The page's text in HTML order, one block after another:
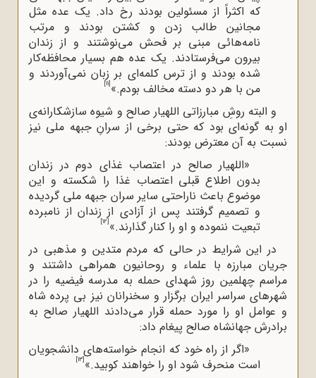
که اکثراً از مسئولین بودند رخ داد. یک عده مثل
مجانین طالب زدن و کشتن بودند و مرتب
نامه‌هائی مبنی بر فحش می‌نوشتند و از زندان
بیرون می‌فرستادند. یک عده هم بسیار محافظه‌کار
شده بودند و از ترس کلمه‌ای بر زبان نمی‌آوردند و
من با هر دو دسته مخالف بودم.» [11]
و البته روشِ مبارزاتی اللهیار صالح و شیوه سازشکارانه‌ی
او به گونه‌ای بود که حتی برخی از سرانِ جبهه ملی نیز
نسبت به آن معترض بودند:
«اللهیار صالح در اعتصاب غذای دوم در زندان
بدون اطلاع قبلی اعتصاب غذا را شکسته و این
موضوع باعث ناراحتی سایر سران جبهه ملی گردیده
و تصمیم گرفتند پس از آزادی از زندان از نامبرده
تبعیت ننموده و او را کنار گذارند.» [12]
در این شرایط در حالی که مردم متدین و مذهبی در
جریان مبارزه با علماء و روحانیون همراهی داشتند و
مراسم چهلمین روز شهدای حمله به مدرسه فیضیه را در
شهرهای سراسر ایران برگزار و سخنرانان نیز بی پرده شاه
و عوامل او را مورد حمله قرار می‌دادند اللهیار صالح به
برادرش جهانشاه صالح پیغام داد:
«اگر از راه خود که انجام خواسته‌های دانشجویان
است منحرف شود او را خواهند کوبید.» [13]